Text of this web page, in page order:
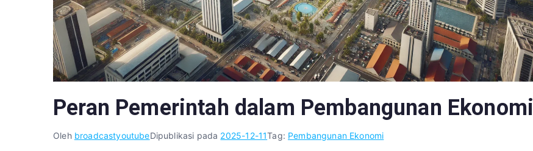
Peran Pemerintah dalam Pembangunan Ekonomi
Oleh broadcastyoutubeDipublikasi pada 2025-12-11Tag: Pembangunan Ekonomi